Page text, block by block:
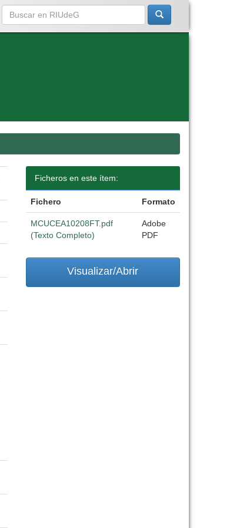
Ficheros en este ítem:
Fichero Formato
MCUCEA10208FT.pdf
(Texto Completo)
Adobe
PDF
Visualizar/Abrir